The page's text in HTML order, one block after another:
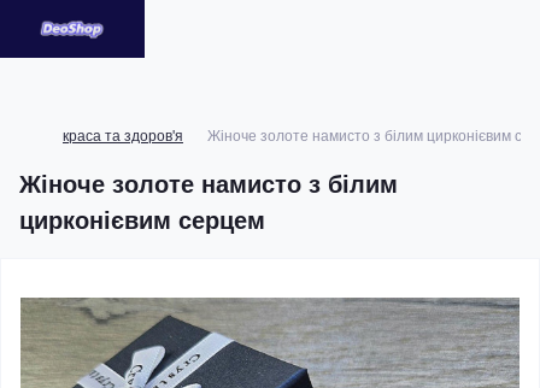
краса та здоров'я Жіноче золоте намисто з білим цирконієвим
Жіноче золоте намисто з білим
цирконієвим серцем